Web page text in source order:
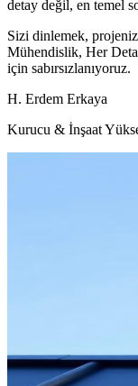
detay değil, en temel
Sizi dinlemek,
Mühendislik, Her
için sabırsızlanıyoruz.
H. Erdem Erkaya
Kurucu & İnşaat